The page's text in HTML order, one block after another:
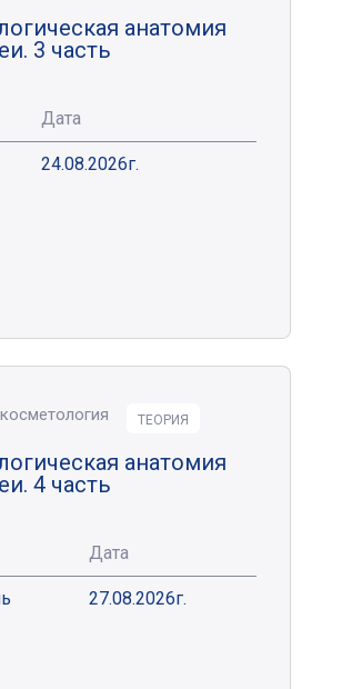
анатомия
3 часть
Дата
24.08.2026г.
ТЕОРИЯ
анатомия
4 часть
Дата
27.08.2026г.